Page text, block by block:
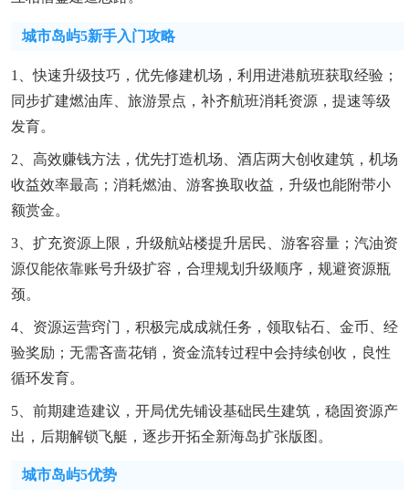
城市岛屿5新手入门攻略
1、快速升级技巧，优先修建机场，利用进港航班获取经验；
同步扩建燃油库、旅游景点，补齐航班消耗资源，提速等级
发育。
2、高效赚钱方法，优先打造机场、酒店两大创收建筑，机场
收益效率最高；消耗燃油、游客换取收益，升级也能附带小
额赏金。
3、扩充资源上限，升级航站楼提升居民、游客容量；汽油资
源仅能依靠账号升级扩容，合理规划升级顺序，规避资源瓶
颈。
4、资源运营窍门，积极完成成就任务，领取钻石、金币、经
验奖励；无需吝啬花销，资金流转过程中会持续创收，良性
循环发育。
5、前期建造建议，开局优先铺设基础民生建筑，稳固资源产
出，后期解锁飞艇，逐步开拓全新海岛扩张版图。
城市岛屿5优势